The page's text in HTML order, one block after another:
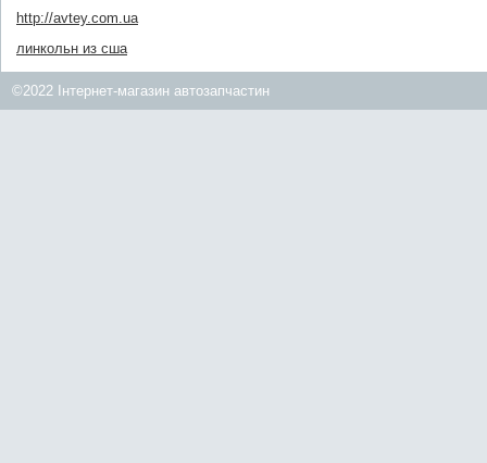
http://avtey.com.ua
линкольн из сша
©2022 Інтернет-магазин автозапчастин